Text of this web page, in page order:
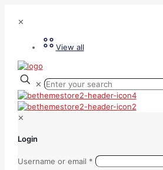
✕
View all
✕
✕
Login
Username or email *